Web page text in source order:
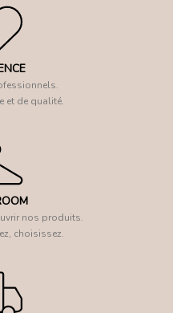
et de qualité.
nos produits.
choisissez.